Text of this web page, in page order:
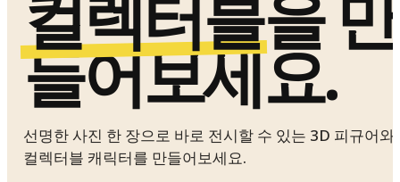
들어보세요.
선명한 사진 한 장으로 바로 전시할 수 있는 3D 피규어와
컬렉터블 캐릭터를 만들어보세요.